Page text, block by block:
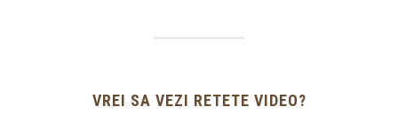
VREI SA VEZI RETETE VIDEO?